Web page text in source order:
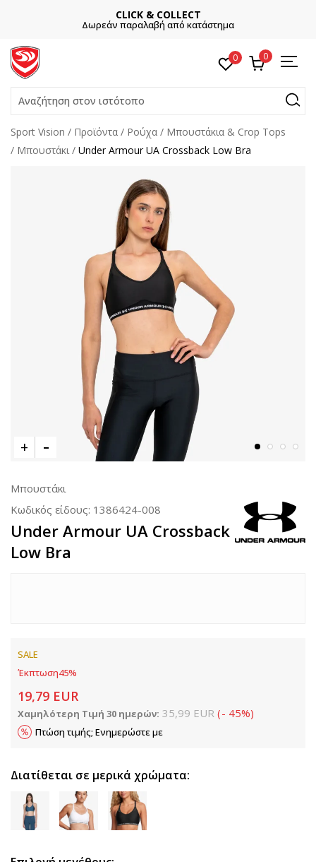
CLICK & COLLECT
Δωρεάν παραλαβή από κατάστημα
0 0
Αναζήτηση στον ιστότοπο
Sport Vision Προϊόντα Ρούχα
Μπουστάκια & Crop Tops
Μπουστάκι
Under Armour UA Crossback Low Bra
Μπουστάκι
Κωδικός είδους: 1386424-008
Under Armour UA Crossback
Low Bra
SALE
Έκπτωση45%
19,79 EUR
Χαμηλότερη Τιμή 30 ημερών: 35,99 EUR (- 45%)
Πτώση τιμής; Ενημερώστε με
Διατίθεται σε μερικά χρώματα: